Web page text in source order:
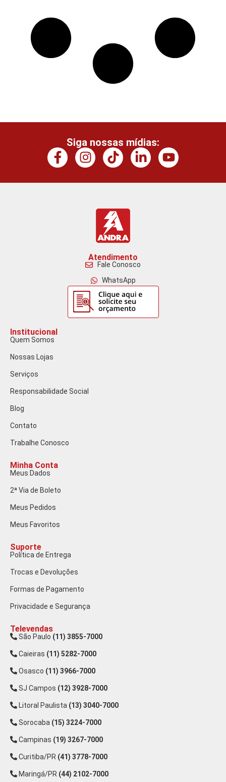
Siga nossas mídias:
Atendimento
Fale Conosco
WhatsApp
Institucional
Quem Somos
Nossas Lojas
Serviços
Responsabilidade Social
Blog
Contato
Trabalhe Conosco
Minha Conta
Meus Dados
2ª Via de Boleto
Meus Pedidos
Meus Favoritos
Suporte
Política de Entrega
Trocas e Devoluções
Formas de Pagamento
Privacidade e Segurança
Televendas
São Paulo (11) 3855-7000
Caieiras (11) 5282-7000
Osasco (11) 3966-7000
SJ Campos (12) 3928-7000
Litoral Paulista (13) 3040-7000
Sorocaba (15) 3224-7000
Campinas (19) 3267-7000
Curitiba/PR (41) 3778-7000
Maringá/PR (44) 2102-7000